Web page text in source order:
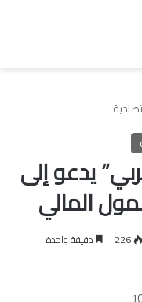
يدعو إلى
المالي
226 دقيقة واحدة